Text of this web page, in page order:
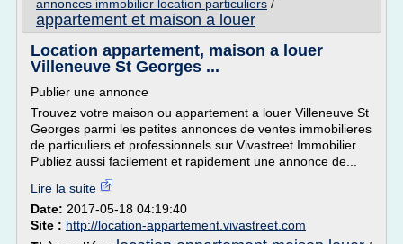
annonces immobilier location particuliers /
appartement et maison a louer
Location appartement, maison a louer
Villeneuve St Georges ...
Publier une annonce
Trouvez votre maison ou appartement a louer Villeneuve St
Georges parmi les petites annonces de ventes immobilieres
de particuliers et professionnels sur Vivastreet Immobilier.
Publiez aussi facilement et rapidement une annonce de...
Lire la suite
Date: 2017-05-18 04:19:40
Site : http://location-appartement.vivastreet.com